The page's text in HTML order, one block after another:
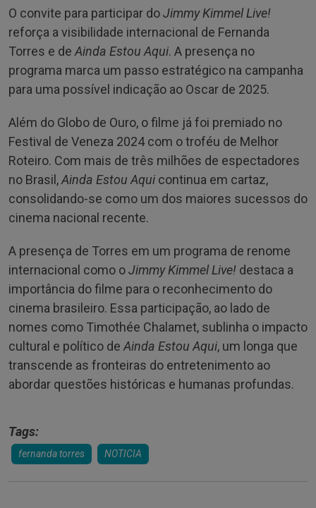
O convite para participar doJimmy Kimmel Live!
reforça a visibilidade internacional de Fernanda
Torres e de Ainda Estou Aqui. A presença no
programa marca um passo estratégico na campanha
para uma possível indicação ao Oscar de 2025.
Além do Globo de Ouro, o filme já foi premiado no
Festival de Veneza 2024 com o troféu de Melhor
Roteiro. Com mais de três milhões de espectadores
no Brasil,Ainda Estou Aqui continua em cartaz,
consolidando-se como um dos maiores sucessos do
cinema nacional recente.
A presença de Torres em um programa de renome
internacional como oJimmy Kimmel Live! destaca a
importância do filme para o reconhecimento do
cinema brasileiro. Essa participação, ao lado de
nomes como Timothée Chalamet, sublinha o impacto
cultural e político de Ainda Estou Aqui, um longa que
transcende as fronteiras do entretenimento ao
abordar questões históricas e humanas profundas.
Tags:
fernanda torres NOTICIA